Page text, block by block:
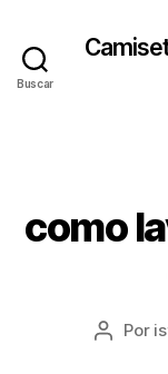
Buscar
como
Autor
Por